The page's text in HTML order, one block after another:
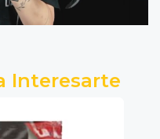
Interesarte